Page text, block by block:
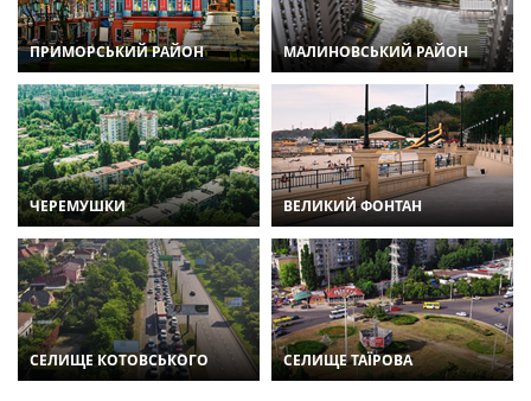
ПРИМОРСЬКИЙ РАЙОН МАЛИНОВСЬКИЙ РАЙОН
ЧЕРЕМУШКИ ВЕЛИКИЙ ФОНТАН
СЕЛИЩЕ КОТОВСЬКОГО СЕЛИЩЕ ТАЇРОВА